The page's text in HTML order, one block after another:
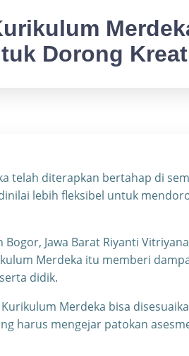
Dorong
telah diterapkan bertahap di
lebih fleksibel untuk
Bogor, Jawa Barat Riyanti
Merdeka itu memberi
didik.
Merdeka bisa
harus mengejar patokan